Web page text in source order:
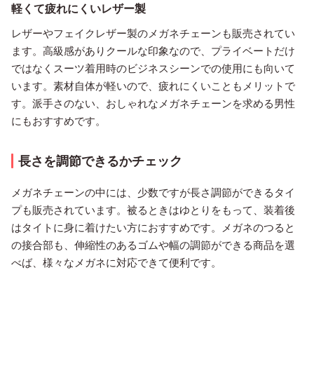
軽くて疲れにくいレザー製
レザーやフェイクレザー製のメガネチェーンも販売されてい
ます。高級感がありクールな印象なので、プライベートだけ
ではなくスーツ着用時のビジネスシーンでの使用にも向いて
います。素材自体が軽いので、疲れにくいこともメリットで
す。派手さのない、おしゃれなメガネチェーンを求める男性
にもおすすめです。
長さを調節できるかチェック
メガネチェーンの中には、少数ですが長さ調節ができるタイ
プも販売されています。被るときはゆとりをもって、装着後
はタイトに身に着けたい方におすすめです。メガネのつると
の接合部も、伸縮性のあるゴムや幅の調節ができる商品を選
べば、様々なメガネに対応できて便利です。